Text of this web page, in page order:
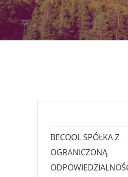
BECOOL SPÓŁKA Z
OGRANICZONĄ